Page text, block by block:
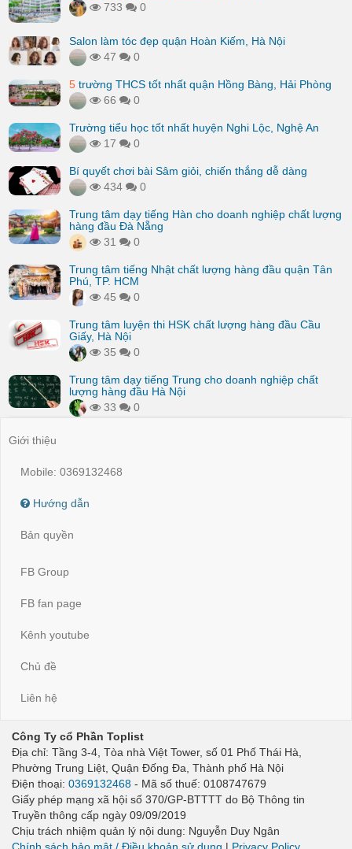
733
0
Salon làm tóc đẹp quận Hoàn Kiếm, Hà Nội
47
0
5 trường THCS tốt nhất quận Hồng Bàng, Hải Phòng
66
0
Trường tiểu học tốt nhất huyện Nghi Lộc, Nghệ An
17
0
Bí quyết chơi bài Sâm giỏi, chiến thắng dễ dàng
434
0
Trung tâm dạy tiếng Hàn cho doanh nghiệp chất lượng
hàng đầu Đà Nẵng
31
0
Trung tâm tiếng Nhật chất lượng hàng đầu quận Tân
Phú, TP. HCM
45
0
Trung tâm luyện thi HSK chất lượng hàng đầu Cầu
Giấy, Hà Nội
35
0
Trung tâm dạy tiếng Trung cho doanh nghiệp chất
lượng hàng đầu Hà Nội
33
0
Giới thiệu
Mobile: 0369132468
Hướng dẫn
Bản quyền
FB Group
FB fan page
Kênh youtube
Chủ đề
Liên hệ
Công Ty cổ Phần Toplist
Địa chỉ: Tầng 3-4, Tòa nhà Việt Tower, số 01 Phố Thái Hà,
Phường Trung Liệt, Quận Đống Đa, Thành phố Hà Nội
Điện thoại: 0369132468 - Mã số thuế: 0108747679
Giấy phép mạng xã hội số 370/GP-BTTTT do Bộ Thông tin
Truyền thông cấp ngày 09/09/2019
Chịu trách nhiệm quản lý nội dung: Nguyễn Duy Ngân
Chính sách bảo mật / Điều khoản sử dụng | Privacy Policy